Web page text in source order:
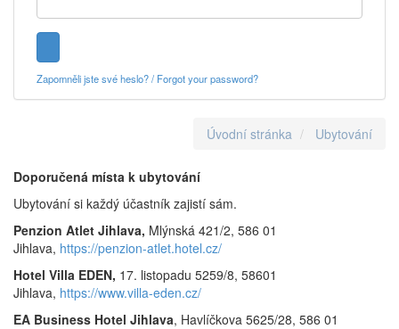
Zapomněli jste své heslo? / Forgot your password?
Úvodní stránka Ubytování
Doporučená místa k ubytování
Ubytování si každý účastník zajistí sám.
Penzion Atlet Jihlava, Mlýnská 421/2, 586 01
Jihlava, https://penzion-atlet.hotel.cz/
Hotel Villa EDEN, 17. listopadu 5259/8, 58601
Jihlava, https://www.villa-eden.cz/
EA Business Hotel Jihlava, Havlíčkova 5625/28, 586 01